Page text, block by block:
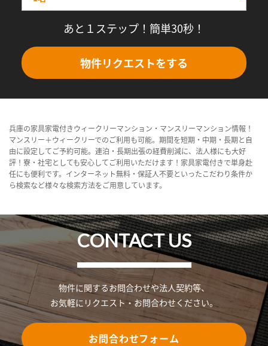
あと１ステップ！簡単30秒！
物件リクエストをする
兵庫の家具家電付きウィークリーマンション・マンスリーマンション情報！
マンスリー＋ウィークリーでのご利用も可能。期間を短期・中期・長期と自
由に設定してご予約可能。連泊・長期出張の経費削減に、法人様にも大好
評！寮・社宅としても安心してご利用いただけます！家具家電付きで単身赴
任にも便利です。インターネット無料・保証人不要といったこだわり条件か
ら検索など様々な検索方法をご用意しています。
CONTACT US
物件に関するお問合わせや法人契約等、
お気軽にリクエスト・お問合わせください。
お問合わせフォーム